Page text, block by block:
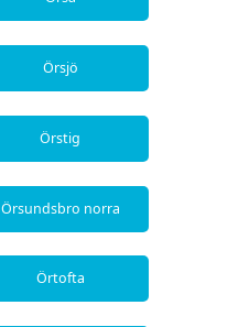
Örsjö
Örstig
Örsundsbro norra
Örtofta